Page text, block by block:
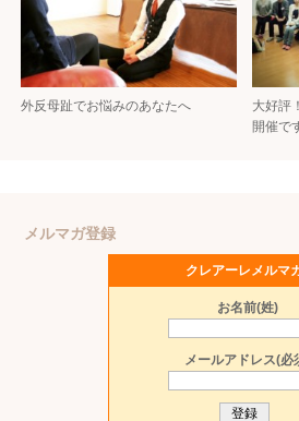
外反母趾でお悩みのあなたへ
大好評
開催で
メルマガ登録
クレアーレメルマ
お名前(姓)
メールアドレス(必